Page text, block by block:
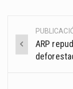
Post
navigation
ARP